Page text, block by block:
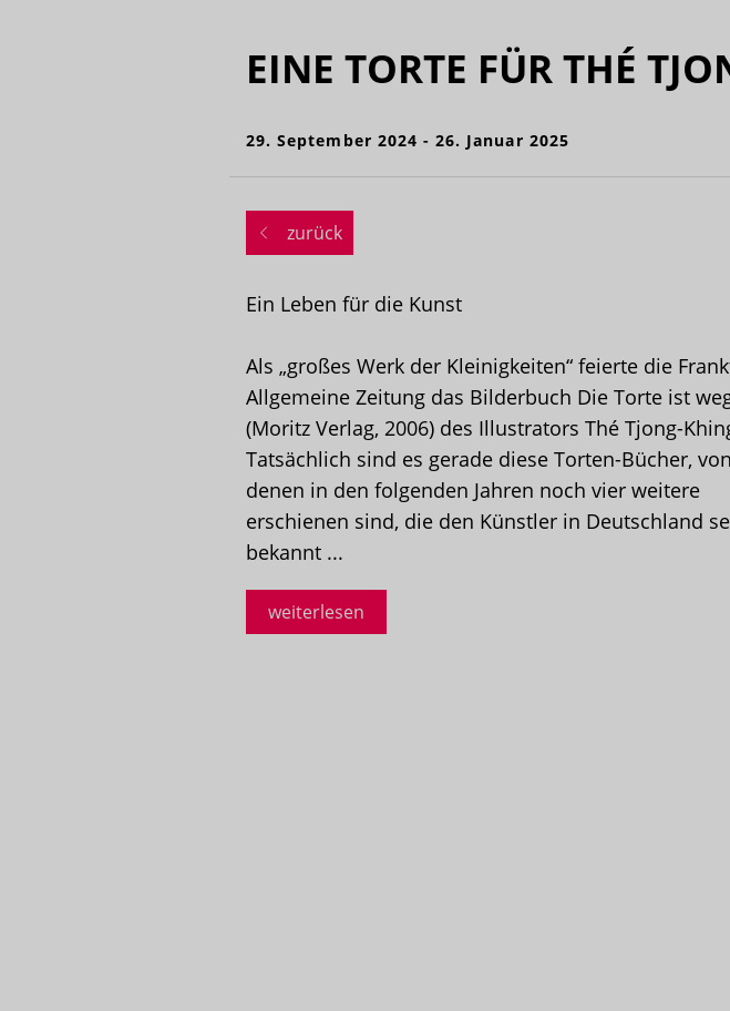
EINE TORTE FÜR THÉ
29. September 2024 - 26. Januar 2025
zurück
Ein Leben für die Kunst
Als „großes Werk der Kleinigkeiten“ feierte die
Allgemeine Zeitung das Bilderbuch Die Torte ist
(Moritz Verlag, 2006) des Illustrators Thé Tjong-
Tatsächlich sind es gerade diese Torten-Bücher, von
denen in den folgenden Jahren noch vier weitere
erschienen sind, die den Künstler in Deutschland
bekannt ...
weiterlesen